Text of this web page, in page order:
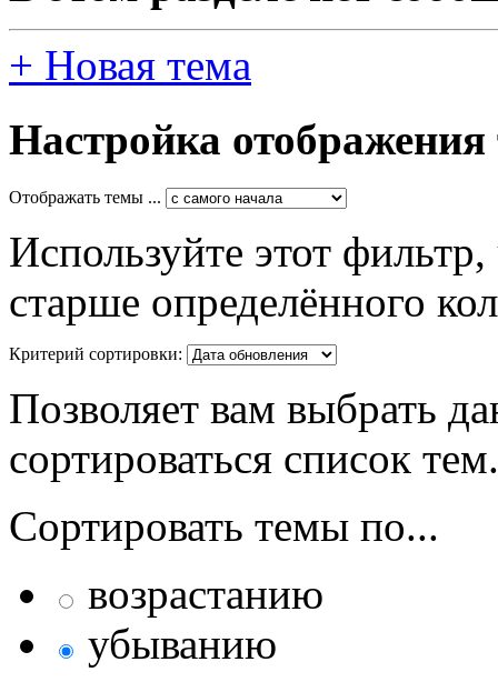
+ Новая тема
Настройка отображения
Отображать темы ...
Используйте этот
старше определённого
Критерий сортировки:
Позволяет вам выбрать
сортироваться список тем.
Сортировать темы по...
возрастанию
убыванию